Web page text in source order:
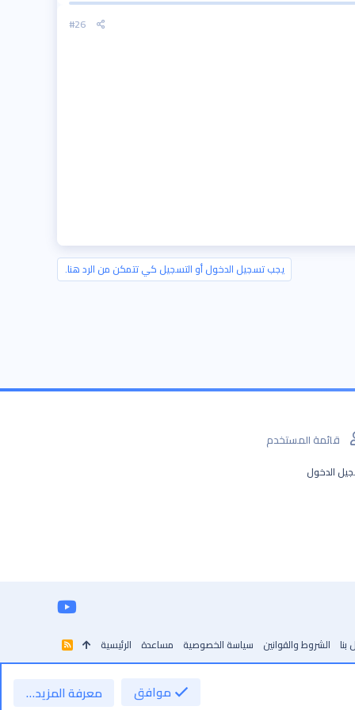
#26
يجب تسجيل الدخول أو التسجيل كي تتمكن من الرد هنا.
قائمة المستخدم
الدخول
الشروط والقوانين سياسة الخصوصية مساعدة الرئيسية R
S
S
أعلى أسفل موافق معرفة المزيد…